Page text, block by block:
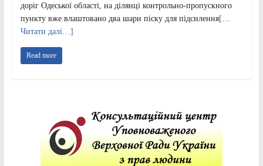
доріг Одеської області, на ділянці контрольно-пропускного
пункту вже влаштовано два шари піску для підсилення[…
Читати далі…]
Read more